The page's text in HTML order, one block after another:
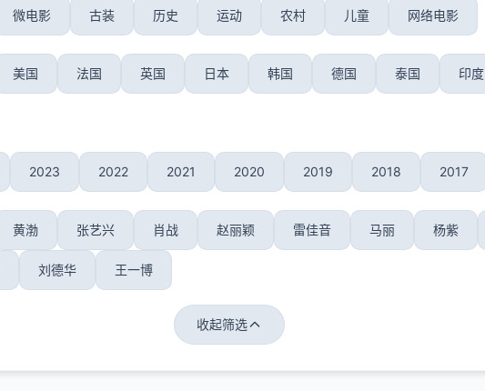
微电影 古装 历史 运动 农村 儿童 网络电影
美国 法国 英国 日本 韩国 德国 泰国 印度
2023 2022 2021 2020 2019 2018 2017
黄渤 张艺兴 肖战 赵丽颖 雷佳音 马丽 杨紫
刘德华 王一博
收起筛选